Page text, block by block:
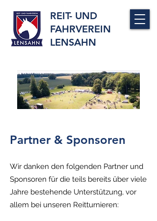
REIT- UND
FAHRVEREIN
LENSAHN
Partner & Sponsoren
Wir danken den folgenden Partner und
Sponsoren für die teils bereits über viele
Jahre bestehende Unterstützung, vor
allem bei unseren Reitturnieren: